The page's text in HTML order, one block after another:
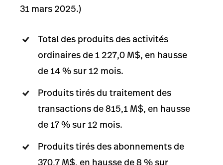
31 mars 2025.)
Total des produits des activités
ordinaires de 1 227,0 M$, en hausse
de 14 % sur 12 mois.
Produits tirés du traitement des
transactions de 815,1 M$, en hausse
de 17 % sur 12 mois.
Produits tirés des abonnements de
370,7 M$, en hausse de 8 % sur